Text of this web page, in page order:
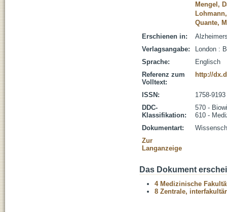
Mengel,
Quante,
Erschienen in:
Verlagsangabe:
London :
Sprache:
Englisch
Referenz zum
Volltext:
http://
ISSN:
1758-9193
DDC-
Klassifikation:
570 -
610 -
Dokumentart:
Zur
Langanzeige
Das Dokument
4 Medizinische
8 Zentrale,